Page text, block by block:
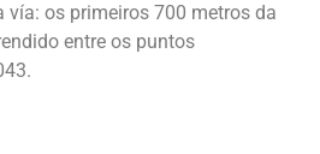
vía: os primeiros 700 metros da
entre os puntos